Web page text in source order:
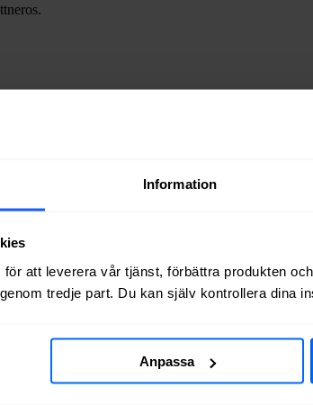
Information
att leverera vår tjänst, förbättra produkten
tredje part. Du kan själv kontrollera dina
Anpassa
.
till en bostad eller lokal i
TV (via koaxialkabel) i Rottneros .
vi testat finns de tillgängliga? Tabellen